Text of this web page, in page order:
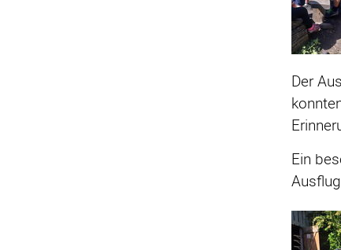
Der
Ein